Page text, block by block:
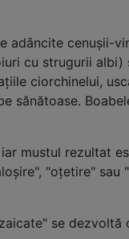
adâncite cenuşii-
cu strugurii
ciorchinelui,
sănătoase.
mustul rezultat
"oţetire"
se dezvoltă